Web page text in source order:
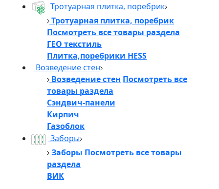
Тротуарная плитка, поребрик
Тротуарная плитка, поребрик
Посмотреть все товары раздела
ГЕО текстиль
Плитка,поребрики HESS
Возведение стен
Возведение стен Посмотреть все
товары раздела
Сэндвич-панели
Кирпич
Газоблок
Заборы
Заборы Посмотреть все товары
раздела
ВИК